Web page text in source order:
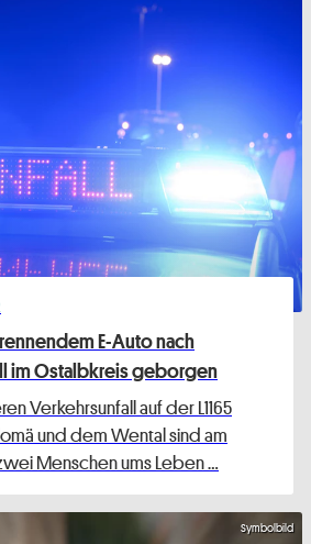
E-Auto nach
im Ostalbkreis geborgen
Verkehrsunfall auf der L1165
und dem Wental sind am
Menschen ums Leben …
Symbolbild